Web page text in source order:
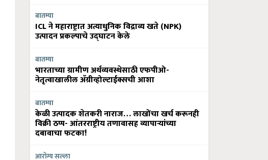
बातम्या
ICL ने महाराष्ट्रात अत्याधुनिक विद्राव्य खते (NPK)
उत्पादन प्रकल्पाचे उद्घाटन केले
बातम्या
भारताच्या ग्रामीण अर्थव्यवस्थेसाठी एफपीओ-
नेतृत्वाखालील अ‍ॅग्रीव्होल्टाईक्सची आशा
बातम्या
केळी उत्पादक शेतकरी नाराज… लाखोंचा खर्च करूनही
विक्री ठप्प- आंतरराष्ट्रीय तणावासह व्यापाऱ्यांच्या
दबावाचा फटका!
आरोग्य सल्ला